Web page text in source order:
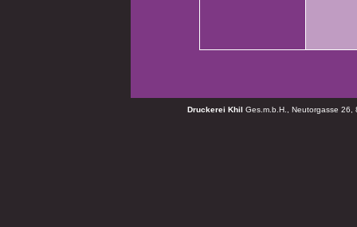
Druckerei Khil Ges.m.b.H., Neutorgasse